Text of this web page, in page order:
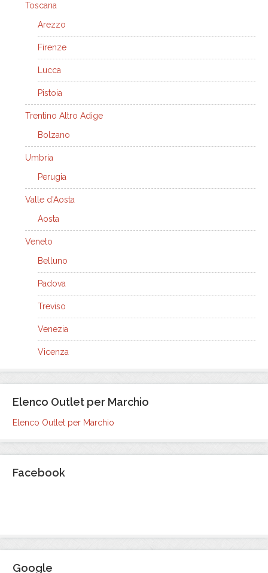
Toscana
Arezzo
Firenze
Lucca
Pistoia
Trentino Altro Adige
Bolzano
Umbria
Perugia
Valle d'Aosta
Aosta
Veneto
Belluno
Padova
Treviso
Venezia
Vicenza
Elenco Outlet per Marchio
Elenco Outlet per Marchio
Facebook
Google